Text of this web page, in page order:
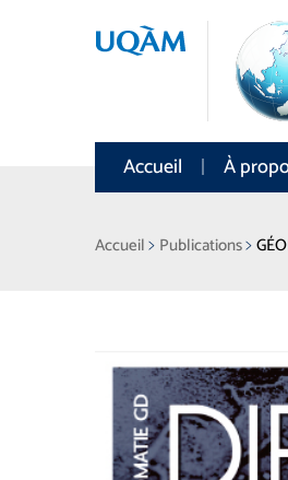
Accueil À
Accueil> Publications>